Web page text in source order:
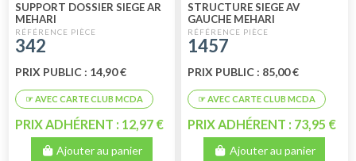
SUPPORT DOSSIER SIEGE AR
MEHARI
342
PRIX PUBLIC : 14,90 €
PRIX ADHÉRENT : 12,97 €
Ajouter au panier
STRUCTURE SIEGE AV
GAUCHE MEHARI
1457
PRIX PUBLIC : 85,00 €
PRIX ADHÉRENT : 73,95 €
Ajouter au panier